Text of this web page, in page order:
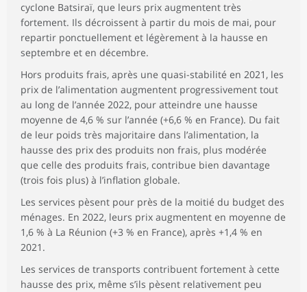
cyclone Batsiraï, que leurs prix augmentent très
fortement. Ils décroissent à partir du mois de mai, pour
repartir ponctuellement et légèrement à la hausse en
septembre et en décembre.
Hors produits frais, après une quasi-stabilité en 2021, les
prix de l’alimentation augmentent progressivement tout
au long de l’année 2022, pour atteindre une hausse
moyenne de 4,6 % sur l’année (+6,6 % en France). Du fait
de leur poids très majoritaire dans l’alimentation, la
hausse des prix des produits non frais, plus modérée
que celle des produits frais, contribue bien davantage
(trois fois plus) à l’inflation globale.
Les services pèsent pour près de la moitié du budget des
ménages. En 2022, leurs prix augmentent en moyenne de
1,6 % à La Réunion (+3 % en France), après +1,4 % en
2021.
Les services de transports contribuent fortement à cette
hausse des prix, même s’ils pèsent relativement peu